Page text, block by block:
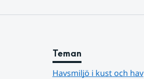
Teman
Havsmiljö i kust och hav